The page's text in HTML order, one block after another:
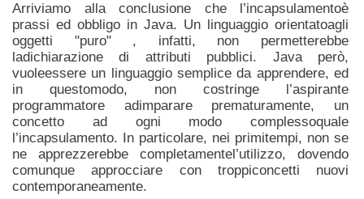
Arriviamo alla conclusione che l’incapsulamentoè
prassi ed obbligo in Java. Un linguaggio orientatoagli
oggetti "puro" , infatti, non permetterebbe
ladichiarazione di attributi pubblici. Java però,
vuoleessere un linguaggio semplice da apprendere, ed
in questomodo, non costringe l’aspirante
programmatore adimparare prematuramente, un
concetto ad ogni modo complessoquale
l’incapsulamento. In particolare, nei primitempi, non se
ne apprezzerebbe completamentel’utilizzo, dovendo
comunque approcciare con troppiconcetti nuovi
contemporaneamente.